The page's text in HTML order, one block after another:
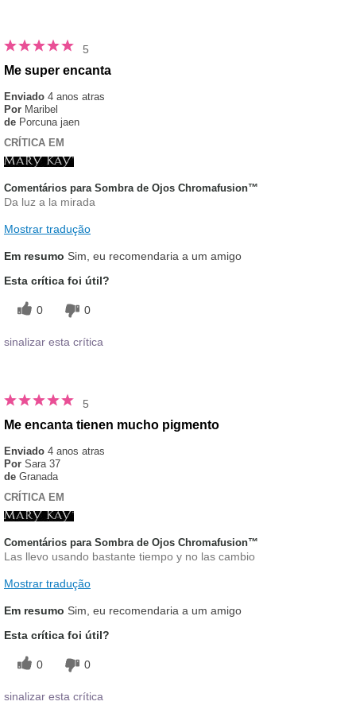
5
Me super encanta
Enviado 4 anos atras
Por Maribel
de Porcuna jaen
CRÍTICA EM
Comentários para Sombra de Ojos Chromafusion™
Da luz a la mirada
Mostrar tradução
Em resumo Sim, eu recomendaria a um amigo
Esta crítica foi útil?
0 0
sinalizar esta crítica
5
Me encanta tienen mucho pigmento
Enviado 4 anos atras
Por Sara 37
de Granada
CRÍTICA EM
Comentários para Sombra de Ojos Chromafusion™
Las llevo usando bastante tiempo y no las cambio
Mostrar tradução
Em resumo Sim, eu recomendaria a um amigo
Esta crítica foi útil?
0 0
sinalizar esta crítica